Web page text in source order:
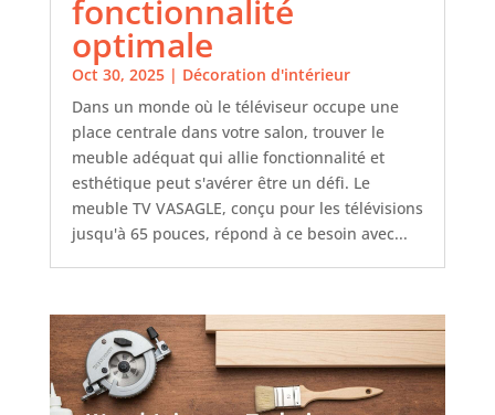
fonctionnalité
optimale
Oct 30, 2025| Décoration d'intérieur
Dans un monde où le téléviseur occupe une
place centrale dans votre salon, trouver le
meuble adéquat qui allie fonctionnalité et
esthétique peut s'avérer être un défi. Le
meuble TV VASAGLE, conçu pour les télévisions
jusqu'à 65 pouces, répond à ce besoin avec...